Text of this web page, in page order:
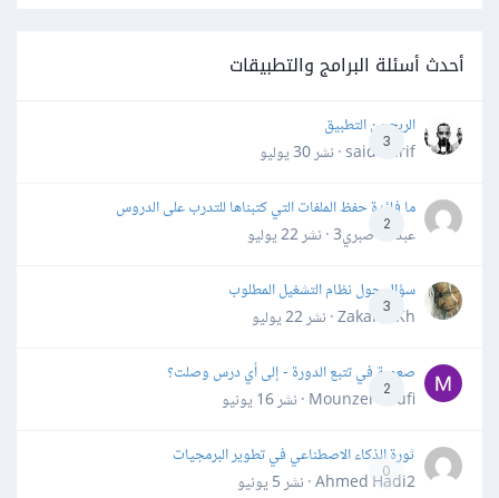
أحدث أسئلة البرامج والتطبيقات
3
الربح من التطبيق
said darif · نشر
30 يوليو
2
ما فائدة حفظ الملفات التي كتبناها للتدرب على الدروس
عبدالله صبري3 · نشر
22 يوليو
3
سؤال حول نظام التشغيل المطلوب
Zakaria Kh · نشر
22 يوليو
2
صعوبة في تتبع الدورة - إلى أي درس وصلت؟
Mounzer Soufi · نشر
16 يونيو
0
ثورة الذكاء الاصطناعي في تطوير البرمجيات
Ahmed Hadi2 · نشر
5 يونيو